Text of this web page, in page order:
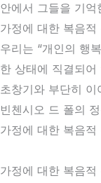
안에서 그들을 기
가정에 대한 복음적
우리는 “개인의 행
한 상태에 직결되
초창기와 부단히
빈첸시오 드 폴의
가정에 대한 복음
가정에 대한 복음